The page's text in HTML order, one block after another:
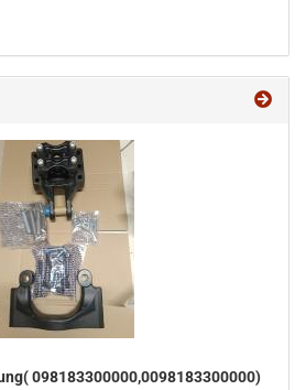
098183300000,0098183300000)